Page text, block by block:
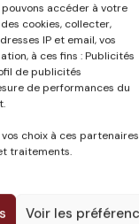
accéder à votre
cookies, collecter,
IP et email, vos
à ces fins : Publicités
de publicités
de performances du
choix à ces partenaires
traitements.
Voir les